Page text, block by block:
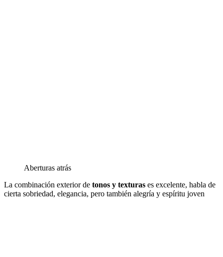
Aberturas atrás
La combinación exterior de tonos y texturas es excelente, habla de
cierta sobriedad, elegancia, pero también alegría y espíritu joven